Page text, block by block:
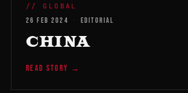
WMB 2026
// GLOBAL
26 FEB 2024 · EDITORIAL
CHINA
READ STORY →